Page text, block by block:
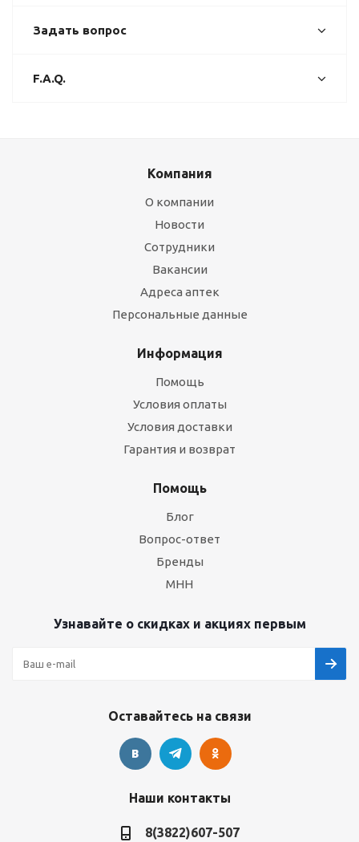
Задать вопрос
F.A.Q.
Компания
О компании
Новости
Сотрудники
Вакансии
Адреса аптек
Персональные данные
Информация
Помощь
Условия оплаты
Условия доставки
Гарантия и возврат
Помощь
Блог
Вопрос-ответ
Бренды
МНН
Узнавайте о скидках и акциях первым
Оставайтесь на связи
Наши контакты
8(3822)607-507